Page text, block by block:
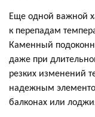
Еще одной важной
к перепадам
Каменный
даже при
резких изменений
надежным
балконах или